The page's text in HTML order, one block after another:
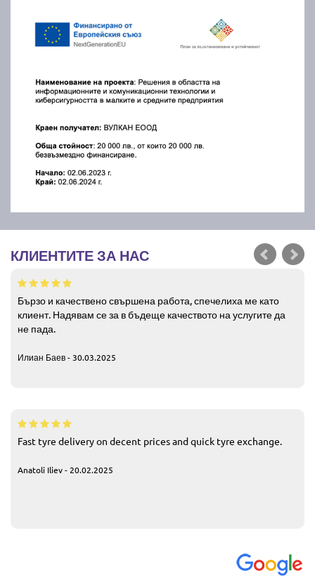
КЛИЕНТИТЕ ЗА НАС
Бързо и качествено свършена работа, спечелиха ме като
клиент. Надявам се за в бъдеще качеството на услугите да
не пада.
Илиан Баев - 30.03.2025
Fast tyre delivery on decent prices and quick tyre exchange.
Anatoli Iliev - 20.02.2025